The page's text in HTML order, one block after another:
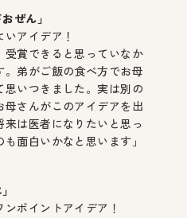
ぜん」
アイデア！
受賞できると思っていなか
。弟がご飯の食べ方でお母
思いつきました。実は別の
母さんがこのアイデアを出
は医者になりたいと思っ
面白いかなと思います」
ポイントアイデア！